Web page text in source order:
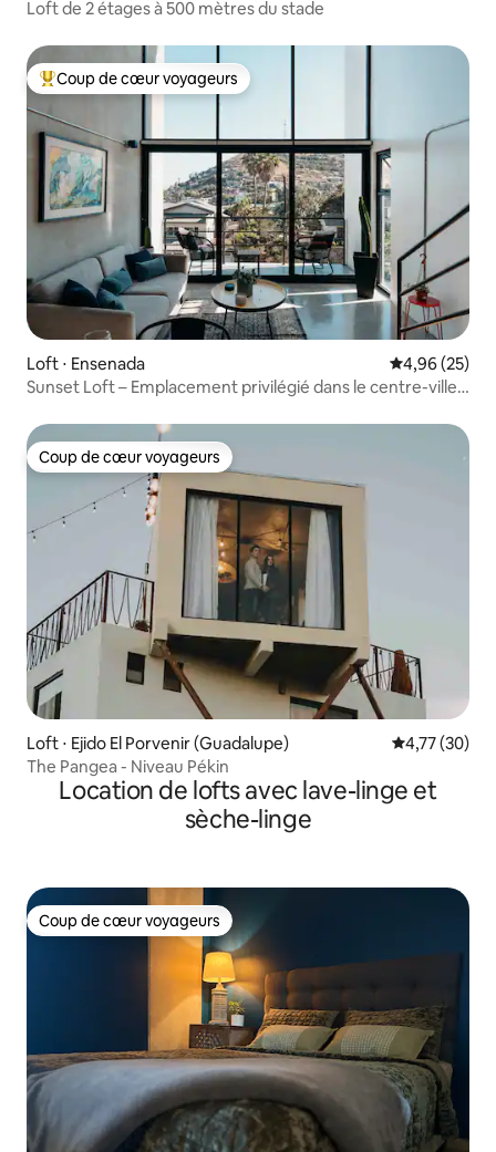
Loft de 2 étages à 500 mètres du stade
Coups de cœur voyageurs les plus appréciés
Coup de cœur voyageurs
Loft ⋅ Ensenada Évaluation
4,96 (25)
Sunset Loft – Emplacement privilégié dans le centre-ville
Coup de cœur voyageurs
Coup de cœur voyageurs
Loft ⋅ Ejido El Porvenir (Guadalupe) Évaluation
4,77 (30)
The Pangea - Niveau Pékin
Location de lofts avec lave-linge et
sèche-linge
Coup de cœur voyageurs
Coup de cœur voyageurs